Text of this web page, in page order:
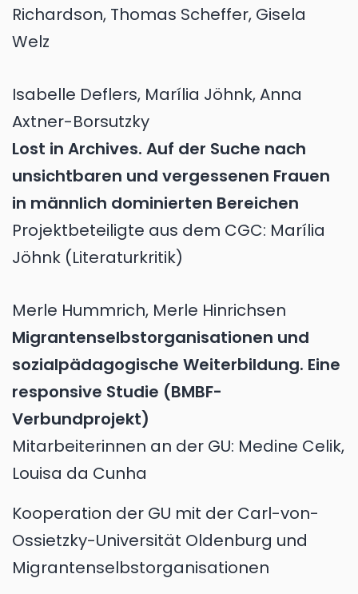
Richardson, Thomas Scheffer, Gisela
Welz
Isabelle Deflers, Marília Jöhnk, Anna
Axtner-Borsutzky
Lost in Archives. Auf der Suche nach
unsichtbaren und vergessenen Frauen
in männlich dominierten Bereichen
Projektbeteiligte aus dem CGC: Marília
Jöhnk (Literaturkritik)
Merle Hummrich, Merle Hinrichsen
Migrantenselbstorganisationen und
sozialpädagogische Weiterbildung. Eine
responsive Studie (BMBF-
Verbundprojekt)
Mitarbeiterinnen an der GU: Medine Celik,
Louisa da Cunha
Kooperation der GU mit der Carl-von-
Ossietzky-Universität Oldenburg und
Migrantenselbstorganisationen